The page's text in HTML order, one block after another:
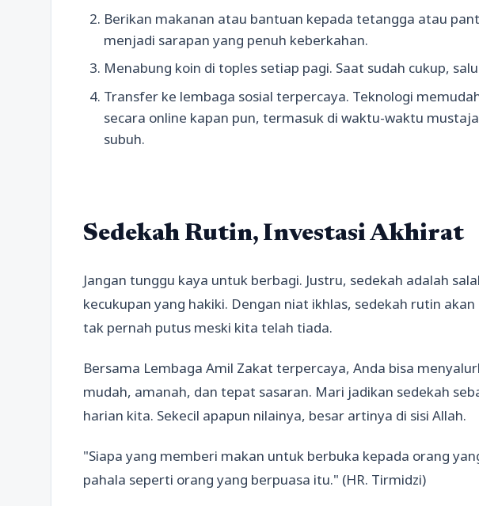
Berikan makanan atau bantuan kepada tetangga atau
menjadi sarapan yang penuh keberkahan.
Menabung koin di toples setiap pagi. Saat sudah cukup,
Transfer ke lembaga sosial terpercaya. Teknologi
secara online kapan pun, termasuk di waktu-waktu
subuh.
Sedekah Rutin, Investasi Akhirat
Jangan tunggu kaya untuk berbagi. Justru, sedekah adalah
kecukupan yang hakiki. Dengan niat ikhlas, sedekah rutin
tak pernah putus meski kita telah tiada.
Bersama Lembaga Amil Zakat terpercaya, Anda bisa
mudah, amanah, dan tepat sasaran. Mari jadikan sedekah
harian kita. Sekecil apapun nilainya, besar artinya di sisi Allah.
"Siapa yang memberi makan untuk berbuka kepada orang
pahala seperti orang yang berpuasa itu." (HR. Tirmidzi)